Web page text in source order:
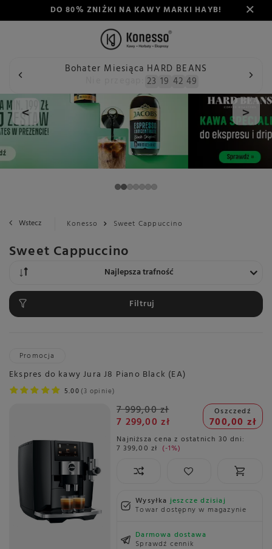
DO 80% ZNIŻKI NA KAWY MARKI HAYB!
Bohater Miesiąca HARD BEANS
23 19 42 48
< >
Wstecz Konesso Sweet Cappuccino
Sweet Cappuccino
Zmień sortowanie
Najlepsza trafność
Filtruj
Promocja
Ekspres do kawy Jura J8 Piano Black (EA)
5.00 3 opinie
7 999,00 zł
7 299,00 zł
Oszczedź
700,00 zł
Najniższa cena z ostatnich 30 dni:
7 399,00 zł -1%
Wysyłkajeszcze dzisiaj
Towar dostępny w magazynie
Darmowa dostawa
Sprawdź cennik